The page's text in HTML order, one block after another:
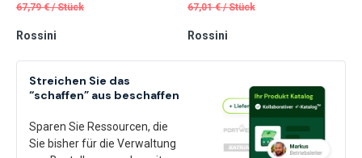
Streichen Sie das
“schaffen” aus beschaffen
Sparen Sie Ressourcen, die
Sie bisher für die Verwaltung
67,79 € /Stück
Rossini
67,01 € /Stück
Rossini